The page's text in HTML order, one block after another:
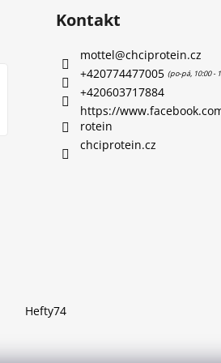
Kontakt
mottel@chciprotein.cz
+420774477005
+420603717884
https://
rotein
chciprotein.cz
Hefty74